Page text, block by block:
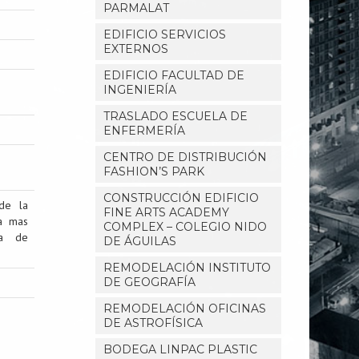
la
mas
de
PARMALAT
EDIFICIO SERVICIOS
EXTERNOS
EDIFICIO FACULTAD DE
INGENIERÍA
TRASLADO ESCUELA DE
ENFERMERÍA
CENTRO DE DISTRIBUCIÓN
FASHION’S PARK
CONSTRUCCIÓN EDIFICIO
FINE ARTS ACADEMY
COMPLEX – COLEGIO NIDO
DE ÁGUILAS
REMODELACIÓN INSTITUTO
DE GEOGRAFÍA
REMODELACIÓN OFICINAS
DE ASTROFÍSICA
BODEGA LINPAC PLASTIC